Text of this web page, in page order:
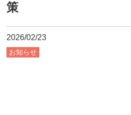
策
2026/02/23
お知らせ